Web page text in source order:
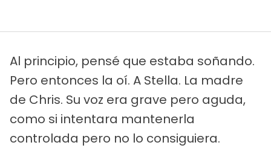
Al principio, pensé que estaba soñando.
Pero entonces la oí. A Stella. La madre
de Chris. Su voz era grave pero aguda,
como si intentara mantenerla
controlada pero no lo consiguiera.